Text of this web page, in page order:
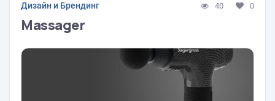
Дизайн и Брендинг 40 0
Massager